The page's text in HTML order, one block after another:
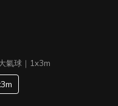
氣球｜1x3m